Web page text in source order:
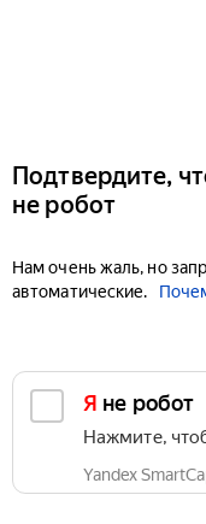
Подтвердите,
не робот
Нам очень жаль, но
автоматические.
Я не робот
Нажмите,
Yandex